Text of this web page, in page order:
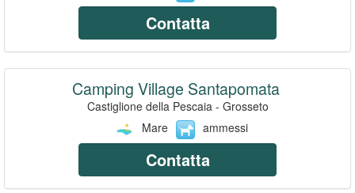
Contatta
Camping Village Santapomata
Castiglione della Pescaia - Grosseto
Mare
ammessi
Contatta